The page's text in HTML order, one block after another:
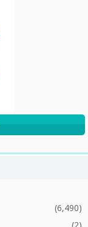
(6,490)